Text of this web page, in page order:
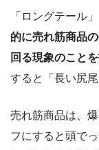
「ロングテール
的に売れ筋商品
回る現象のこと
すると「長い尻尾
売れ筋商品は、
フにすると頭で